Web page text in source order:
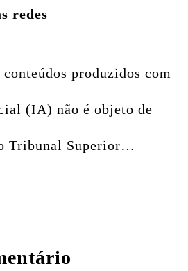
redes
produzidos com
(IA) não é objeto de
Tribunal Superior…